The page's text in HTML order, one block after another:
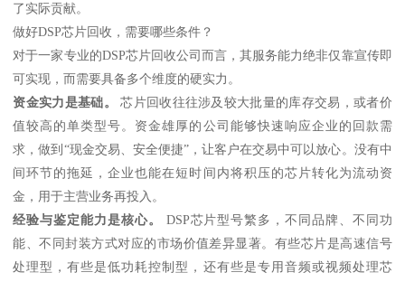
了实际贡献。
做好DSP芯片回收，需要哪些条件？
对于一家专业的DSP芯片回收公司而言，其服务能力绝非仅靠宣传即
可实现，而需要具备多个维度的硬实力。
资金实力是基础。
芯片回收往往涉及较大批量的库存交易，或者价
值较高的单类型号。资金雄厚的公司能够快速响应企业的回款需
求，做到“现金交易、安全便捷”，让客户在交易中可以放心。没有中
间环节的拖延，企业也能在短时间内将积压的芯片转化为流动资
金，用于主营业务再投入。
经验与鉴定能力是核心。
DSP芯片型号繁多，不同品牌、不同功
能、不同封装方式对应的市场价值差异显著。有些芯片是高速信号
处理型，有些是低功耗控制型，还有些是专用音频或视频处理芯